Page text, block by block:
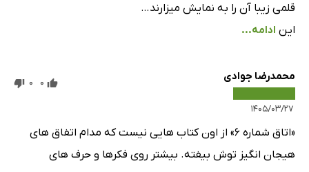
قلمی زیبا آن را به نمایش میزارند…
این ادامه...
محمدرضا جوادی
۱۴۰۵/۰۳/۲۷
0
0
«اتاق شماره ۶» از اون کتاب هایی نیست که مدام اتفاق های
هیجان انگیز توش بیفته. بیشتر روی فکرها و حرف های